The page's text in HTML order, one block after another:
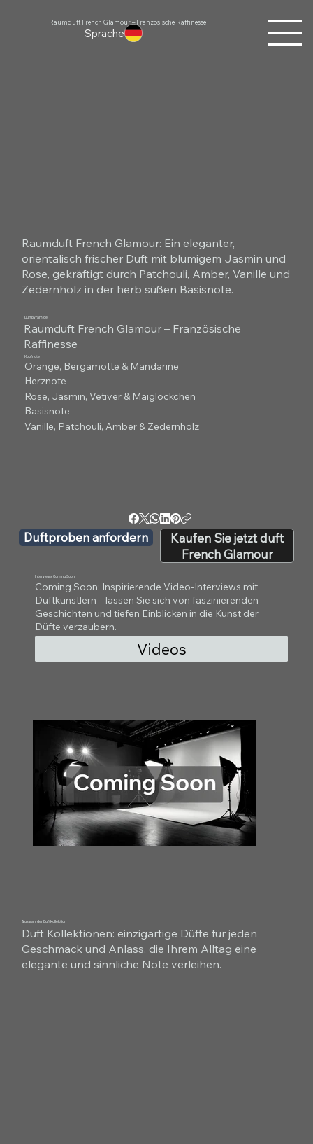
Sprache
Raumduft French Glamour – Französische Raffinesse
Raumduft French Glamour: Ein eleganter,
orientalisch frischer Duft mit blumigem Jasmin und
Rose, gekräftigt durch Patchouli, Amber, Vanille und
Zedernholz in der herb süßen Basisnote.
Duftpyramide
Raumduft French Glamour – Französische
Raffinesse
Kopfnote
Orange, Bergamotte & Mandarine
Herznote
Rose, Jasmin, Vetiver & Maiglöckchen
Basisnote
Vanille, Patchouli, Amber & Zedernholz
Duftproben anfordern
Kaufen Sie jetzt duft
French Glamour
Interviews Coming Soon
Coming Soon: Inspirierende Video-Interviews mit
Duftkünstlern – lassen Sie sich von faszinierenden
Geschichten und tiefen Einblicken in die Kunst der
Düfte verzaubern.
Videos
Auswahl der Duftkollektion
Duft Kollektionen: einzigartige Düfte für jeden
Geschmack und Anlass, die Ihrem Alltag eine
elegante und sinnliche Note verleihen.